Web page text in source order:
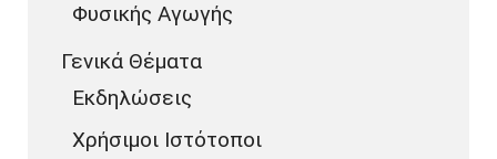
Φυσικής Αγωγής
Γενικά Θέματα
Εκδηλώσεις
Χρήσιμοι Ιστότοποι